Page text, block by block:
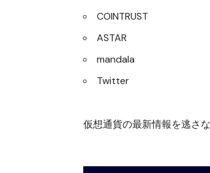
COINTRUST
ASTAR
mandala
Twitter
仮想通貨の最新情報を逃さ